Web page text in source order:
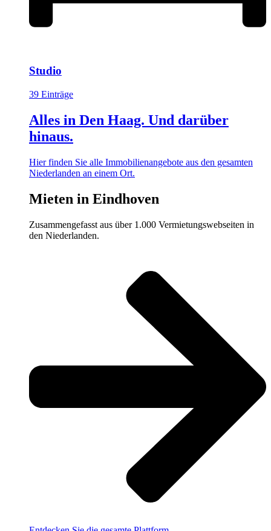
Studio
39 Einträge
Alles in Den Haag. Und darüber
hinaus.
Hier finden Sie alle Immobilienangebote aus den gesamten
Niederlanden an einem Ort.
Mieten in Eindhoven
Zusammengefasst aus über 1.000 Vermietungswebseiten in
den Niederlanden.